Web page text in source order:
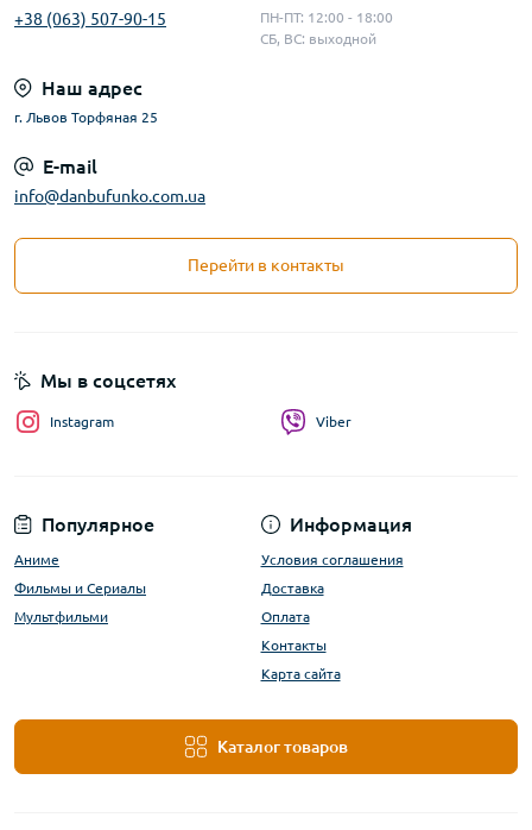
+38 (063) 507-90-15
ПН-ПТ: 12:00 - 18:00
СБ, ВС: выходной
Наш адрес
г. Львов Торфяная 25
E-mail
info@danbufunko.com.ua
Перейти в контакты
Популярное
Аниме
Фильмы и Сериалы
Мультфильми
Информация
Условия соглашения
Доставка
Оплата
Контакты
Карта сайта
Каталог товаров
Мы в соцсетях
Instagram Viber